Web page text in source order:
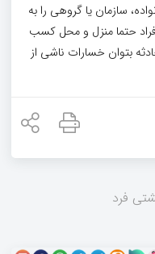
سازمان یا گروهی را به
حتما منزل و محل کسب
بتوان خسارات ناشی از
فرد